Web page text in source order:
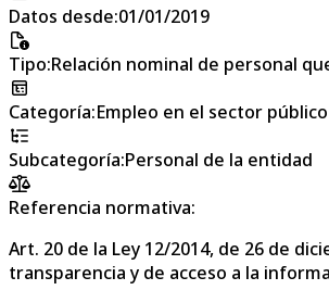
Datos desde:01/01/2019
Tipo:Relación nominal de personal
Categoría:Empleo en el sector público
Subcategoría:Personal de la entidad
Referencia normativa:
Art. 20 de la Ley 12/2014, de 26 de
transparencia y de acceso a la